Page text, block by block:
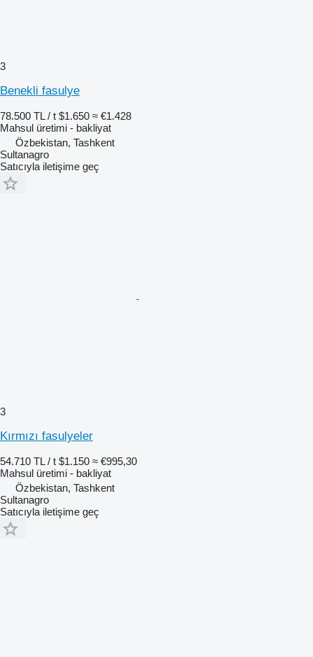
3
Benekli fasulye
78.500 TL / t $1.650 ≈ €1.428
Mahsul üretimi - bakliyat
Özbekistan, Tashkent
Sultanagro
Satıcıyla iletişime geç
3
Kırmızı fasulyeler
54.710 TL / t $1.150 ≈ €995,30
Mahsul üretimi - bakliyat
Özbekistan, Tashkent
Sultanagro
Satıcıyla iletişime geç